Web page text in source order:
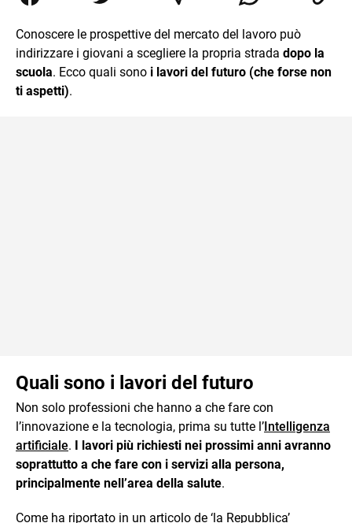
da lì non mi sono più fermata. L’attualità è il mio pane
mente.
Conoscere le prospettive del mercato del lavoro può
indirizzare i giovani a scegliere la propria strada dopo la
scuola. Ecco quali sono i lavori del futuro (che forse non
ti aspetti).
Quali sono i lavori del futuro
Non solo professioni che hanno a che fare con
l’innovazione e la tecnologia, prima su tutte l’Intelligenza
artificiale. I lavori più richiesti nei prossimi anni avranno
soprattutto a che fare con i servizi alla persona,
principalmente nell’area della salute.
Come ha riportato in un articolo de ‘la Repubblica’